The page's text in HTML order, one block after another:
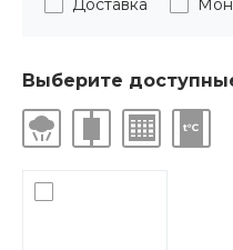
Доставка
Выберите